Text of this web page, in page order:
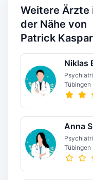
Weitere Ärzte
der Nähe von
Patrick Kaspar
Niklas
Tübingen
Anna
Tübingen